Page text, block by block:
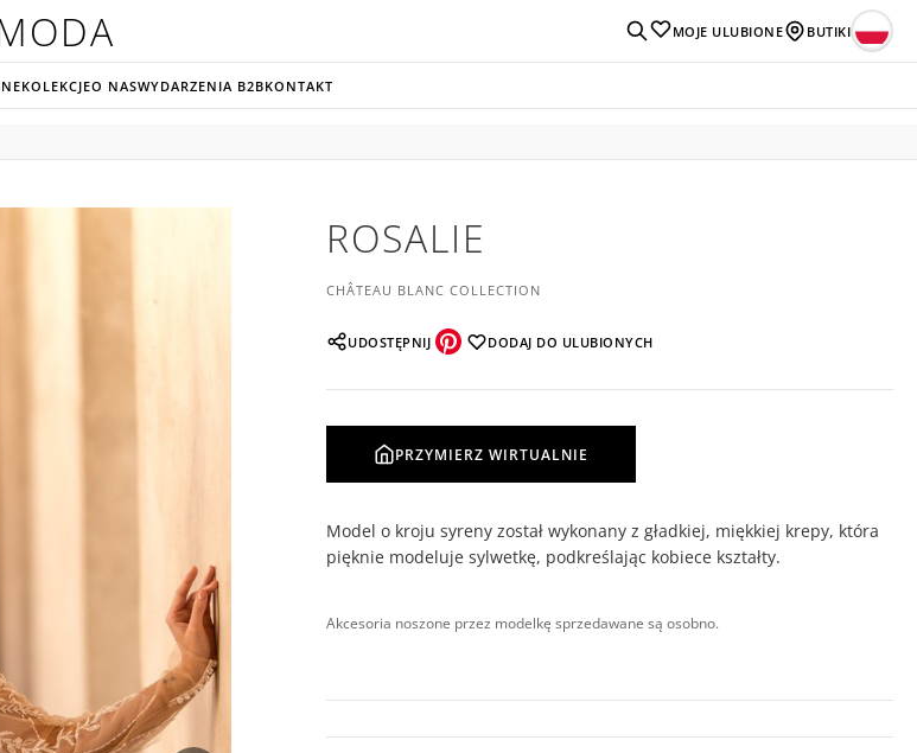
MOJE ULUBIONE BUTIKI
KOLEKCJEO NASWYDARZENIA B2BKONTAKT
ROSALIE
CHÂTEAU BLANC COLLECTION
UDOSTĘPNIJ DODAJ DO ULUBIONYCH
PRZYMIERZ WIRTUALNIE
Model o kroju syreny został wykonany z gładkiej, miękkiej krepy, która
pięknie modeluje sylwetkę, podkreślając kobiece kształty.
Akcesoria noszone przez modelkę sprzedawane są osobno.